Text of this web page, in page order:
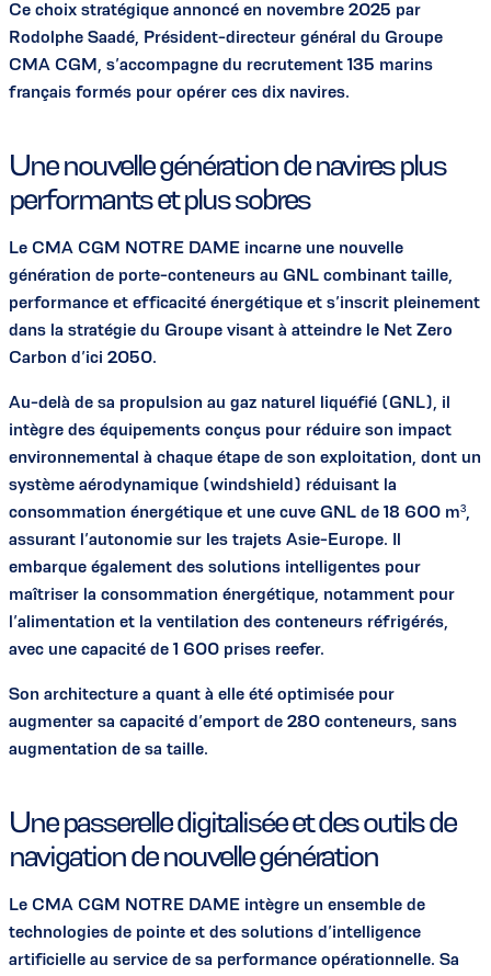
Ce choix stratégique annoncé en novembre 2025 par
Rodolphe Saadé, Président-directeur général du Groupe
CMA CGM, s’accompagne du recrutement 135 marins
français formés pour opérer ces dix navires.
Une nouvelle génération de navires plus
performants et plus sobres
Le CMA CGM NOTRE DAME incarne une nouvelle
génération de porte-conteneurs au GNL combinant taille,
performance et efficacité énergétique et s’inscrit pleinement
dans la stratégie du Groupe visant à atteindre le Net Zero
Carbon d’ici 2050.
Au-delà de sa propulsion au gaz naturel liquéfié (GNL), il
intègre des équipements conçus pour réduire son impact
environnemental à chaque étape de son exploitation, dont un
système aérodynamique (windshield) réduisant la
consommation énergétique et une cuve GNL de 18 600 m³,
assurant l’autonomie sur les trajets Asie-Europe. Il
embarque également des solutions intelligentes pour
maîtriser la consommation énergétique, notamment pour
l’alimentation et la ventilation des conteneurs réfrigérés,
avec une capacité de 1 600 prises reefer.
Son architecture a quant à elle été optimisée pour
augmenter sa capacité d’emport de 280 conteneurs, sans
augmentation de sa taille.
Une passerelle digitalisée et des outils de
navigation de nouvelle génération
Le CMA CGM NOTRE DAME intègre un ensemble de
technologies de pointe et des solutions d’intelligence
artificielle au service de sa performance opérationnelle. Sa